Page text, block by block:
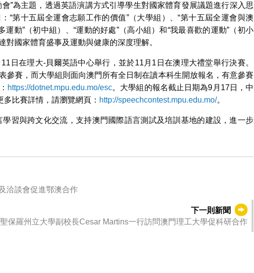
”為主題，透過英語演講方式引導學生對國家體育發展議題進行深入思
“第十五屆全運會志願工作的價值”（大學組）、“第十五屆全運會與澳
運動”（初中組）、“運動的好處”（高小組）和“我最喜歡的運動”（初小
國家體育盛事及運動與健康的深度理解。
日在理大-貝爾英語中心舉行，並於11月1日在澳理大禮堂舉行決賽。
參賽，而大學組則面向澳門所有全日制在讀本科生開放報名，有意參賽
https://dotnet.mpu.edu.mo/esc。大學組的報名截止日期為9月17日，中
比賽詳情，請瀏覽網頁： http://speechcontest.mpu.edu.mo/。
習與跨文化交流，支持澳門國際語言測試及培訓基地的建設，進一步
洽談會促進鄂澳合作
下一則新聞
保羅州立大學副校長Cesar Martins一行訪問澳門理工大學促科研合作